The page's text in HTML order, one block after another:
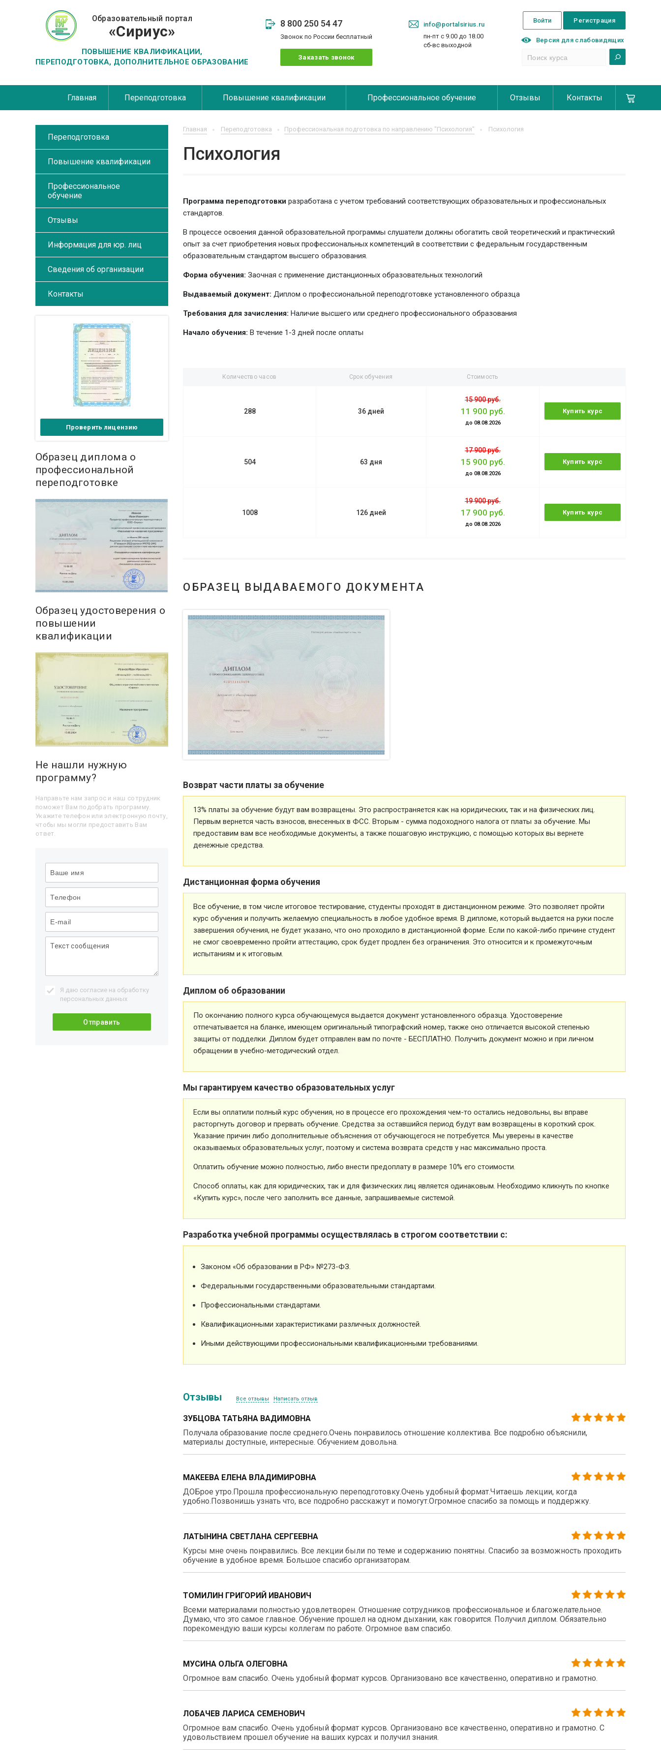
Образовательный портал
«Сириус»
ПОВЫШЕНИЕ КВАЛИФИКАЦИИ,
ПЕРЕПОДГОТОВКА, ДОПОЛНИТЕЛЬНОЕ ОБРАЗОВАНИЕ
8 800 250 54 47
Звонок по России бесплатный
Заказать звонок
info@portalsirius.ru
пн-пт с 9.00 до 18.00
сб-вс выходной
Регистрация
Войти
Версия для слабовидящих
Главная Переподготовка Повышение квалификации Профессиональное обучение Отзывы Контакты
Главная Переподготовка Профессиональная подготовка по направлению "Психология" Психология
Психология
Программа переподготовки разработана с учетом требований соответствующих образовательных и профессиональных
стандартов.
В процессе освоения данной образовательной программы слушатели должны обогатить свой теоретический и практический
опыт за счет приобретения новых профессиональных компетенций в соответствии с федеральным государственным
образовательным стандартом высшего образования.
Форма обучения: Заочная с применение дистанционных образовательных технологий
Выдаваемый документ: Диплом о профессиональной переподготовке установленного образца
Требования для зачисления: Наличие высшего или среднего профессионального образования
Начало обучения: В течение 1-3 дней после оплаты
Количество часов Срок обучения Стоимость
288 36 дней
15 900 руб.
11 900 руб.
до 08.08.2026
Купить курс
504 63 дня
17 900 руб.
15 900 руб.
до 08.08.2026
Купить курс
1008 126 дней
19 900 руб.
17 900 руб.
до 08.08.2026
Купить курс
ОБРАЗЕЦ ВЫДАВАЕМОГО ДОКУМЕНТА
Возврат части платы за обучение
13% платы за обучение будут вам возвращены. Это распространяется как на юридических, так и на физических лиц.
Первым вернется часть взносов, внесенных в ФСС. Вторым - сумма подоходного налога от платы за обучение. Мы
предоставим вам все необходимые документы, а также пошаговую инструкцию, с помощью которых вы вернете
денежные средства.
Дистанционная форма обучения
Все обучение, в том числе итоговое тестирование, студенты проходят в дистанционном режиме. Это позволяет пройти
курс обучения и получить желаемую специальность в любое удобное время. В дипломе, который выдается на руки после
завершения обучения, не будет указано, что оно проходило в дистанционной форме. Если по какой-либо причине студент
не смог своевременно пройти аттестацию, срок будет продлен без ограничения. Это относится и к промежуточным
испытаниям и к итоговым.
Диплом об образовании
По окончанию полного курса обучающемуся выдается документ установленного образца. Удостоверение
отпечатывается на бланке, имеющем оригинальный типографский номер, также оно отличается высокой степенью
защиты от подделки. Диплом будет отправлен вам по почте - БЕСПЛАТНО. Получить документ можно и при личном
обращении в учебно-методический отдел.
Мы гарантируем качество образовательных услуг
Если вы оплатили полный курс обучения, но в процессе его прохождения чем-то остались недовольны, вы вправе
расторгнуть договор и прервать обучение. Средства за оставшийся период будут вам возвращены в короткий срок.
Указание причин либо дополнительные объяснения от обучающегося не потребуется. Мы уверены в качестве
оказываемых образовательных услуг, поэтому и система возврата средств у нас максимально проста.
Оплатить обучение можно полностью, либо внести предоплату в размере 10% его стоимости.
Способ оплаты, как для юридических, так и для физических лиц является одинаковым. Необходимо кликнуть по кнопке
«Купить курс», после чего заполнить все данные, запрашиваемые системой.
Разработка учебной программы осуществлялась в строгом соответствии с:
Законом «Об образовании в РФ» №273-ФЗ.
Федеральными государственными образовательными стандартами.
Профессиональными стандартами.
Квалификационными характеристиками различных должностей.
Иными действующими профессиональными квалификационными требованиями.
Отзывы Все отзывы Написать отзыв
ЗУБЦОВА ТАТЬЯНА ВАДИМОВНА
Получала образование после среднего.Очень понравилось отношение коллектива. Все подробно объяснили,
материалы доступные, интересные. Обучением довольна.
МАКЕЕВА ЕЛЕНА ВЛАДИМИРОВНА
ДОБрое утро.Прошла профессиональную переподготовку.Очень удобный формат.Читаешь лекции, когда
удобно.Позвонишь узнать что, все подробно расскажут и помогут.Огромное спасибо за помощь и поддержку.
ЛАТЫНИНА СВЕТЛАНА СЕРГЕЕВНА
Курсы мне очень понравились. Все лекции были по теме и содержанию понятны. Спасибо за возможность проходить
обучение в удобное время. Большое спасибо организаторам.
ТОМИЛИН ГРИГОРИЙ ИВАНОВИЧ
Всеми материалами полностью удовлетворен. Отношение сотрудников профессиональное и благожелательное.
Думаю, что это самое главное. Обучение прошел на одном дыхании, как говорится. Получил диплом. Обязательно
порекомендую ваши курсы коллегам по работе. Огромное вам спасибо.
МУСИНА ОЛЬГА ОЛЕГОВНА
Огромное вам спасибо. Очень удобный формат курсов. Организовано все качественно, оперативно и грамотно.
ЛОБАЧЕВ ЛАРИСА СЕМЕНОВИЧ
Огромное вам спасибо. Очень удобный формат курсов. Организовано все качественно, оперативно и грамотно. С
удовольствием прошел обучение на ваших курсах и получил знания.
Переподготовка
Повышение квалификации
Профессиональное
обучение
Отзывы
Информация для юр. лиц
Сведения об организации
Контакты
Проверить лицензию
Образец диплома о
профессиональной
переподготовке
Образец удостоверения о
повышении
квалификации
Не нашли нужную
программу?
Направьте нам запрос и наш сотрудник
поможет Вам подобрать программу.
Укажите телефон или электронную почту,
чтобы мы могли предоставить Вам
ответ.
Я даю согласие на обработку
персональных данных